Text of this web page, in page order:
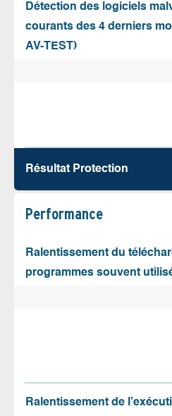
Détection des logiciels
courants des 4 derniers
AV-TEST)
Résultat Protection
Performance
Ralentissement du
programmes souvent
Ralentissement de